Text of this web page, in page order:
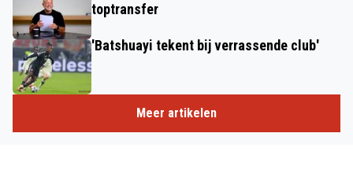
toptransfer
'Batshuayi tekent bij verrassende club'
Meer artikelen